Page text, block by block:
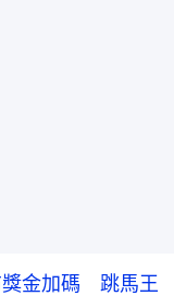
獎金加碼 跳馬王